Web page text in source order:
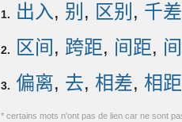
1. 出入, 别 , 区别 , 千
2. 区间 , 跨距, 间距,
3. 偏离, 去, 相差, 相距
* certains mots n'ont pas de lien car ne sont